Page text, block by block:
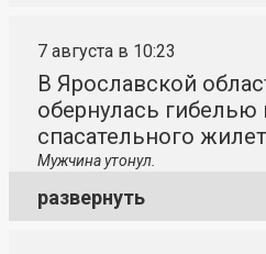
7 августа в 10:23
В Ярославской
обернулась гибелью
спасательного
Мужчина утонул.
развернуть